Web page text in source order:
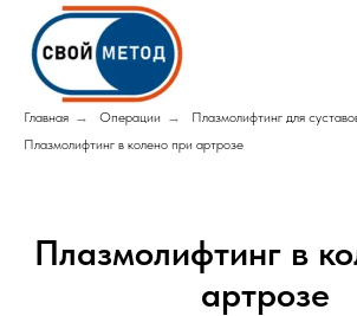
Главная → Операции → Плазмолифтинг для
Плазмолифтинг в колено при артрозе
Плазмолифтинг в
артрозе